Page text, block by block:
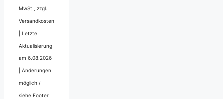
MwSt., zzgl.
Versandkosten
Letzte
Aktualisierung
am 6.08.2026
Änderungen
möglich /
siehe Footer